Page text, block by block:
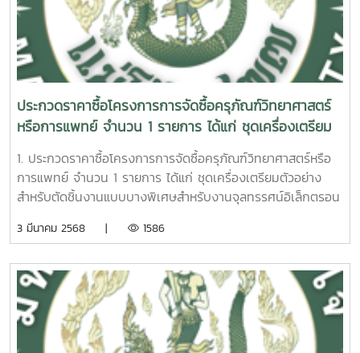
ประกวดราคาซื้อโครงการการจัดซื้อครุภัณฑ์วิทยาศาสตร์
หรือการแพทย์ จำนวน 1 รายการ ได้แก่ ชุดเครื่องเตรียม
ตัวอย่างสำหรับตัดชิ้นงานแบบบางพิเศษสำหรับงาน
จุลทรรศน์อิเล็กตรอน จำนวน 1 ชุด ด้วยวิธีประกวดราคา
อิเล็กทรอนิกส์ (e-bidding)
1. ประกวดราคาซื้อโครงการการจัดซื้อครุภัณฑ์วิทยาศาสตร์หรือ
การแพทย์ จำนวน 1 รายการ ได้แก่ ชุดเครื่องเตรียมตัวอย่าง
สำหรับตัดชิ้นงานแบบบางพิเศษสำหรับงานจุลทรรศน์อิเล็กตรอน
2. เอกสารประกวดราคาซื้อด้วยวิธีประกวดราคาอิเล็กทรอนิกส์
3 มีนาคม 2568 | 1586